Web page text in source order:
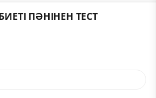
ПӘНІНЕН ТЕСТ